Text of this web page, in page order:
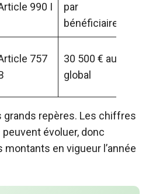
990 I
par
bénéficiaire
757
30 500 € au
global
grands repères. Les chiffres
évoluer, donc
en vigueur l’année